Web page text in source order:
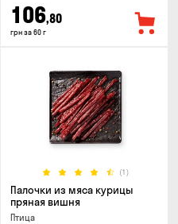
106,80
грн за 60 г
(1)
Палочки из мяса курицы
пряная вишня
Птица